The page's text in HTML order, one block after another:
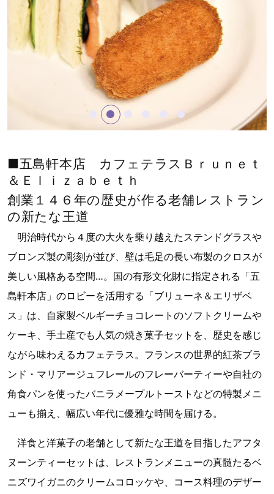
■五島軒本店 カフェテラスＢｒｕｎｅｔ
＆Ｅｌｉｚａｂｅｔｈ
創業１４６年の歴史が作る老舗レストラン
の新たな王道
明治時代から４度の大火を乗り越えたステンドグラスや
ブロンズ製の彫刻が並び、壁は毛足の長い布製のクロスが
美しい風格ある空間…。国の有形文化財に指定される「五
島軒本店」のロビーを活用する「ブリューネ＆エリザベ
ス」は、自家製ベルギーチョコレートのソフトクリームや
ケーキ、手土産でも人気の焼き菓子セットを、歴史を感じ
ながら味わえるカフェテラス。フランスの世界的紅茶ブラ
ンド・マリアージュフレールのフレーバーティーや自社の
角食パンを使ったバニラメープルトーストなどの特製メニ
ューも揃え、幅広い年代に優雅な時間を届ける。
洋食と洋菓子の老舗として新たな王道を目指したアフタ
ヌーンティーセットは、レストランメニューの真髄たるベ
ニズワイガニのクリームコロッケや、コース料理のデザー